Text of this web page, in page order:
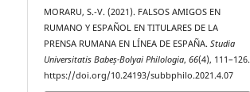
MORARU, S.-V. (2021). FALSOS AMIGOS EN
RUMANO Y ESPAÑOL EN TITULARES DE LA
PRENSA RUMANA EN LÍNEA DE ESPAÑA.Studia
Universitatis Babeș-Bolyai Philologia,66(4), 111–126.
https://doi.org/10.24193/subbphilo.2021.4.07